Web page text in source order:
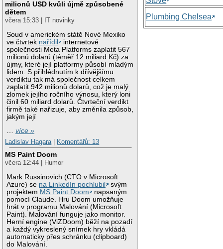
milionů USD kvůli újmě způsobené
dětem
včera 15:33 | IT novinky
Soud v americkém státě Nové Mexiko
ve čtvrtek nařídil
internetové
společnosti Meta Platforms zaplatit 567
milionů dolarů (téměř 12 miliard Kč) za
újmy, které její platformy působí mladým
lidem. S přihlédnutím k dřívějšímu
verdiktu tak má společnost celkem
zaplatit 942 milionů dolarů, což je malý
zlomek jejího ročního výnosu, který loni
činil 60 miliard dolarů. Čtvrteční verdikt
firmě také nařizuje, aby změnila způsob,
jakým její
…více »
Ladislav Hagara
Komentářů: 13
MS Paint Doom
včera 12:44 | Humor
Mark Russinovich (CTO v Microsoft
Azure) se na LinkedIn pochlubil
svým
projektem MS Paint Doom
napsaným
pomocí Claude. Hru Doom umožňuje
hrát v programu Malování (Microsoft
Paint). Malování funguje jako monitor.
Herní engine (ViZDoom) běží na pozadí
a každý vykreslený snímek hry vkládá
automaticky přes schránku (clipboard)
do Malování.
Plumbing Chelsea